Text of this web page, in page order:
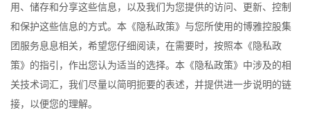
用、储存和分享这些信息，以及我们为您提供的访问、更新、控制
和保护这些信息的方式。本《隐私政策》与您所使用的博雅控股集
团服务息息相关，希望您仔细阅读，在需要时，按照本《隐私政
策》的指引，作出您认为适当的选择。本《隐私政策》中涉及的相
关技术词汇，我们尽量以简明扼要的表述，并提供进一步说明的链
接，以便您的理解。